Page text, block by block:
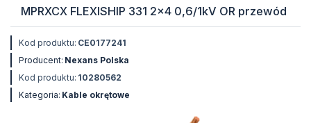
MPRXCX FLEXISHIP 331 2x4 0,6/1kV OR przewód
Kod produktu: CE0177241
Producent: Nexans Polska
Kod produktu: 10280562
Kategoria: Kable okrętowe